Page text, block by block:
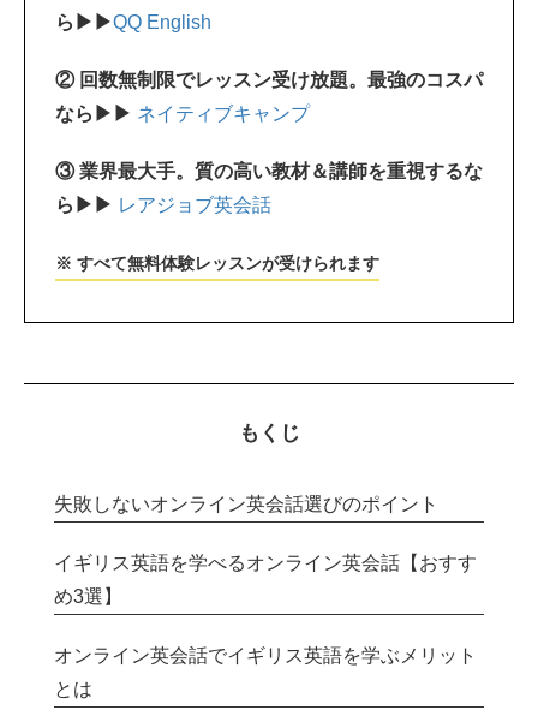
ら▶▶QQ English
② 回数無制限でレッスン受け放題。最強のコスパ
なら▶▶ ネイティブキャンプ
③ 業界最大手。質の高い教材＆講師を重視するな
ら▶▶ レアジョブ英会話
※ すべて無料体験レッスンが受けられます
もくじ
失敗しないオンライン英会話選びのポイント
イギリス英語を学べるオンライン英会話【おすす
め3選】
オンライン英会話でイギリス英語を学ぶメリット
とは